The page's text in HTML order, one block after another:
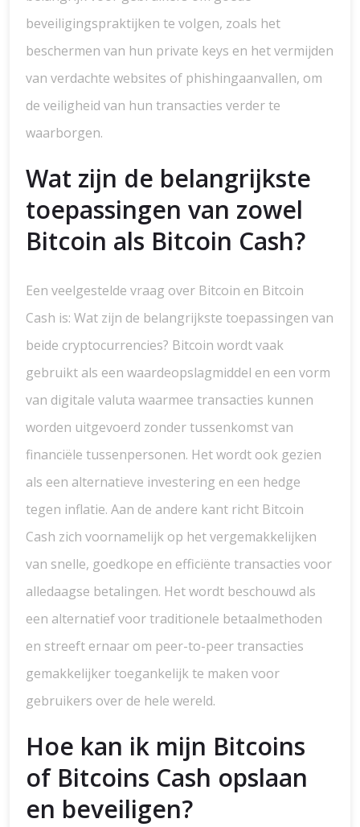
beveiligingspraktijken te volgen, zoals het
beschermen van hun private keys en het vermijden
van verdachte websites of phishingaanvallen, om
de veiligheid van hun transacties verder te
waarborgen.
Wat zijn de belangrijkste
toepassingen van zowel
Bitcoin als Bitcoin Cash?
Een veelgestelde vraag over Bitcoin en Bitcoin
Cash is: Wat zijn de belangrijkste toepassingen van
beide cryptocurrencies? Bitcoin wordt vaak
gebruikt als een waardeopslagmiddel en een vorm
van digitale valuta waarmee transacties kunnen
worden uitgevoerd zonder tussenkomst van
financiële tussenpersonen. Het wordt ook gezien
als een alternatieve investering en een hedge
tegen inflatie. Aan de andere kant richt Bitcoin
Cash zich voornamelijk op het vergemakkelijken
van snelle, goedkope en efficiënte transacties voor
alledaagse betalingen. Het wordt beschouwd als
een alternatief voor traditionele betaalmethoden
en streeft ernaar om peer-to-peer transacties
gemakkelijker toegankelijk te maken voor
gebruikers over de hele wereld.
Hoe kan ik mijn Bitcoins
of Bitcoins Cash opslaan
en beveiligen?